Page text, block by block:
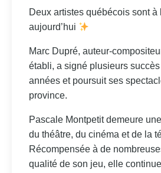
Deux artistes québécois sont à
aujourd’hui
Marc Dupré, auteur-
établi, a signé plusieurs
années et poursuit ses
province.
Pascale Montpetit demeure
du théâtre, du cinéma et de la
Récompensée à de
qualité de son jeu, elle